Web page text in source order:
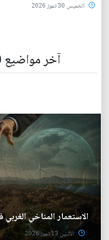
الخميس 30 تموز 2026
آخر
الاستعمار المناخي
الأثنين 13 تموز 2026